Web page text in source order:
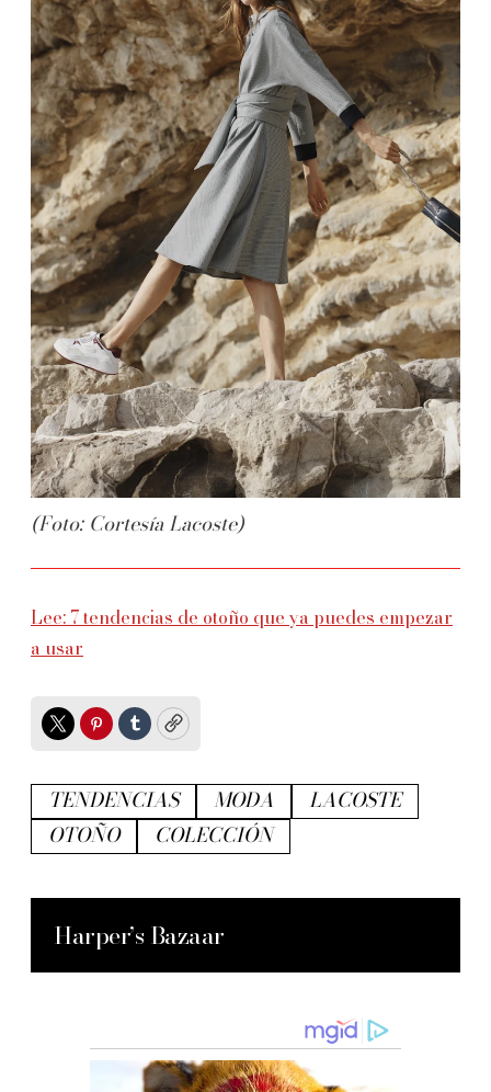
(Foto: Cortesía Lacoste)
Lee: 7 tendencias de otoño que ya puedes empezar
a usar
TwitterPinterest
TumblrCopy
TENDENCIAS MODA
LACOSTE
OTOÑO
COLECCIÓN
Harper’s Bazaar